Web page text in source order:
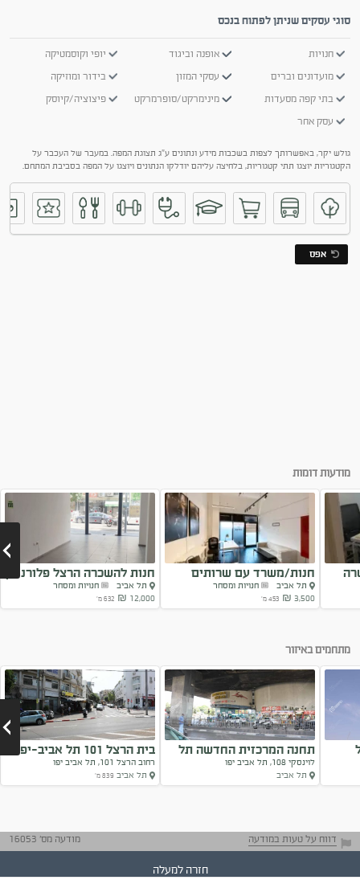
סוגי עסקים שניתן לפתוח בנכס
חנויות אופנה וביגוד
יופי וקוסמטיקה
מועדונים וברים
עסקי המזון
בידור ומוזיקה
בתי קפה מסעדות
מינימרקט/סופרמרקט
פיצוציה/קיוסק
עסק אחר
גולש יקר, באפשרותך לצפות בשכבות מידע ונתונים ע"ג תצוגת המפה. במעבר של העכבר על
הקטגוריות יוצגו תתי קטגוריות, בלחיצה עליהם יודלקו הנתונים ויוצגו על המפה בסביבת המתחם.
אפס
מודעות דומות
חנות/משרד עם שרותים
אפשרי למשרד
תל אביב
חנויות ומסחר
3,500 ₪
453 מ'
חנות להשכרה הרצל פלורנטין
תל אביב
חנויות ומסחר
12,000 ₪
632 מ'
מתחמים באיזור
תחנה המרכזית החדשה תל
אביב-יפו
לוינסקי 108, תל אביב יפו
תל אביב
בית הרצל 101 תל אביב-יפו
רחוב הרצל 101, תל אביב יפו
תל אביב 839 מ'
דווח על טעות במודעה מודעה מס' 16053
חזרה למעלה